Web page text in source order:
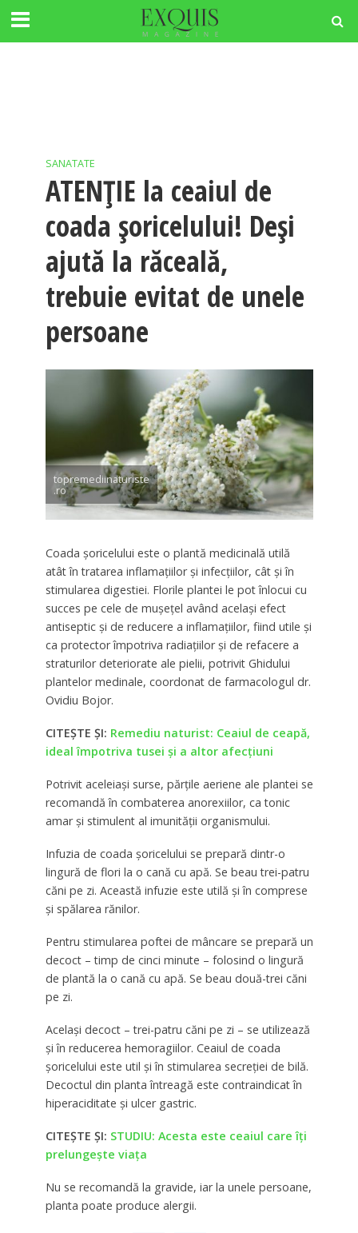
SANATATE
ATENȚIE la ceaiul de
coada șoricelului! Deși
ajută la răceală,
trebuie evitat de unele
persoane
topremediinaturiste
.ro
Coada şoricelului este o plantă medicinală utilă
atât în tratarea inflamaţiilor şi infecţiilor, cât şi în
stimularea digestiei. Florile plantei le pot înlocui cu
succes pe cele de muşeţel având acelaşi efect
antiseptic şi de reducere a inflamaţiilor, fiind utile şi
ca protector împotriva radiaţiilor şi de refacere a
straturilor deteriorate ale pielii, potrivit Ghidului
plantelor medinale, coordonat de farmacologul dr.
Ovidiu Bojor.
CITEȘTE ȘI: Remediu naturist: Ceaiul de ceapă,
ideal împotriva tusei și a altor afecțiuni
Potrivit aceleiaşi surse, părţile aeriene ale plantei se
recomandă în combaterea anorexiilor, ca tonic
amar şi stimulent al imunităţii organismului.
Infuzia de coada şoricelului se prepară dintr-o
lingură de flori la o cană cu apă. Se beau trei-patru
căni pe zi. Această infuzie este utilă şi în comprese
şi spălarea rănilor.
Pentru stimularea poftei de mâncare se prepară un
decoct – timp de cinci minute – folosind o lingură
de plantă la o cană cu apă. Se beau două-trei căni
pe zi.
Acelaşi decoct – trei-patru căni pe zi – se utilizează
şi în reducerea hemoragiilor. Ceaiul de coada
şoricelului este util şi în stimularea secreţiei de bilă.
Decoctul din planta întreagă este contraindicat în
hiperaciditate şi ulcer gastric.
CITEȘTE ȘI: STUDIU: Acesta este ceaiul care îți
prelungește viața
Nu se recomandă la gravide, iar la unele persoane,
planta poate produce alergii.